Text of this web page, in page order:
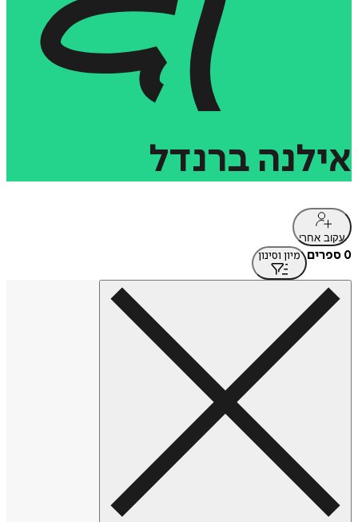
אילנה ברנדל
עקוב אחרי
0 ספרים מיון וסינון